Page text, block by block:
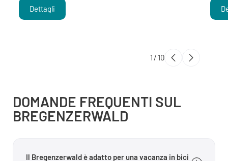
Dettagli
1 / 10
DOMANDE FREQUENTI SUL
BREGENZERWALD
Il Bregenzerwald è adatto per una vacanza in bici